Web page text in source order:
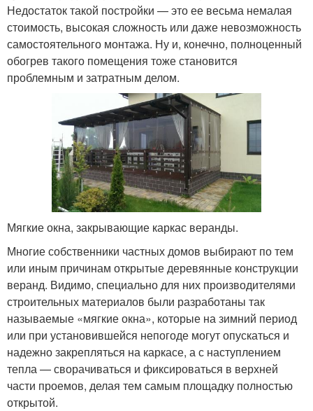
Недостаток такой постройки — это ее весьма немалая
стоимость, высокая сложность или даже невозможность
самостоятельного монтажа. Ну и, конечно, полноценный
обогрев такого помещения тоже становится
проблемным и затратным делом.
Мягкие окна, закрывающие каркас веранды.
Многие собственники частных домов выбирают по тем
или иным причинам открытые деревянные конструкции
веранд. Видимо, специально для них производителями
строительных материалов были разработаны так
называемые «мягкие окна», которые на зимний период
или при установившейся непогоде могут опускаться и
надежно закрепляться на каркасе, а с наступлением
тепла — сворачиваться и фиксироваться в верхней
части проемов, делая тем самым площадку полностью
открытой.